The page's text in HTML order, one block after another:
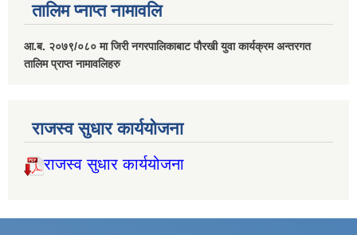
तालिम प्नाप्त नामावलि
आ.ब. २०७९/०८० मा जिरी नगरपालिकाबाट पौरखी युवा कार्यक्रम अन्तरगत
तालिम प्राप्त नामावलिहरु
राजस्व सुधार कार्ययोजना
राजस्व सुधार कार्ययोजना